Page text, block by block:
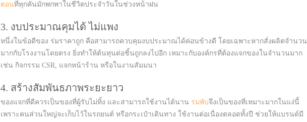
ตอนที่ทุกคันมักพกพาในชีวิตประจำวันในช่วงหน้าฝน
3. งบประมาณคุมได้ ไม่แพง
หนึ่งในข้อดีของ ร่มราคาถูก คือสามารถควบคุมงบประมาณได้ค่อนข้างดี โดยเฉพาะหากสั่งผลิตจำนวน
มากกับโรงงานโดยตรง ยิ่งทำให้ต้นทุนต่อชิ้นถูกลงไปอีก เหมาะกับองค์กรที่ต้องแจกของในจำนวนมาก
เช่น กิจกรรม CSR, แจกหน้าร้าน หรือในงานสัมมนา
4. สร้างสัมพันธภาพระยะยาว
ของแจกที่ดีควรเป็นของที่ผู้รับไม่ทิ้ง และสามารถใช้งานได้นาน ร่มพับจึงเป็นของที่เหมาะมากในแง่นี้
เพราะคนส่วนใหญ่จะเก็บไว้ในรถยนต์ หรือกระเป๋าเดินทาง ใช้งานต่อเนื่องตลอดทั้งปี ช่วยให้แบรนด์มี